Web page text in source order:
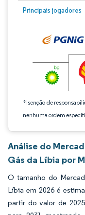
Principais jogadores
*Isenção de
nenhuma ordem
Imagem © Mordor
Análise do
Gás da Líbia por
O tamanho do
Líbia em 2026 é
partir do valor de